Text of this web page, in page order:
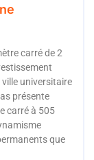
carré de 2
universitaire
présente
carré à 505
que